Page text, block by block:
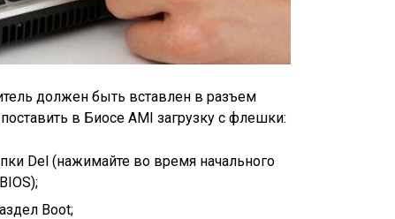
должен быть вставлен в разъем
в Биосе AMI загрузку с флешки:
Del (нажимайте во время начального
Boot;